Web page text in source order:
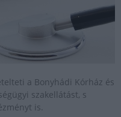
a Bonyhádi Kórház és
szakellátást, s
is.